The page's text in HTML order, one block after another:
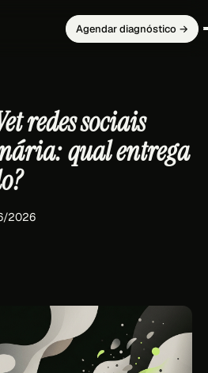
Agendar diagnóstico →
redes sociais
qual entrega
2026